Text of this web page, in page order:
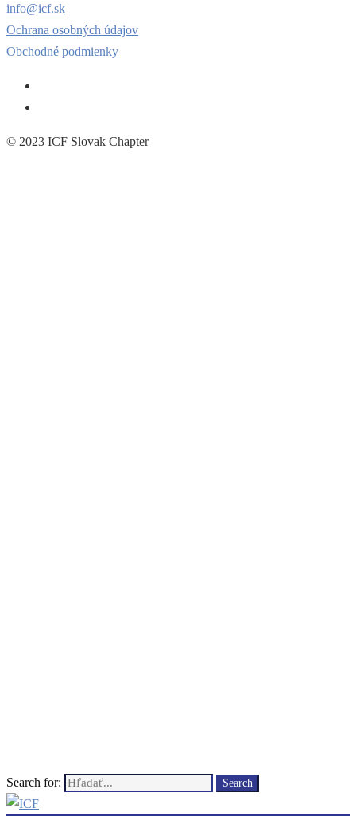
info@icf.sk
Ochrana osobných údajov
Obchodné podmienky
© 2023 ICF Slovak Chapter
Search for: Search